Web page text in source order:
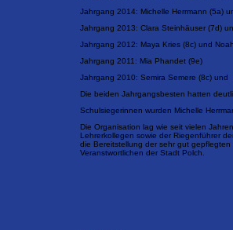
Jahrgang 2014: Michelle Herrmann (5a)
Jahrgang 2013: Clara Steinhäuser (7d)
Jahrgang 2012: Maya Kries (8c) und
Jahrgang 2011: Mia Phandet (9e)
Jahrgang 2010: Semira Semere (8c) und
Die beiden Jahrgangsbesten hatten
Schulsiegerinnen wurden Michelle
Die Organisation lag wie seit vielen
Lehrerkollegen sowie der Riegenführer
die Bereitstellung der sehr gut
Veranstwortlichen der Stadt Polch.